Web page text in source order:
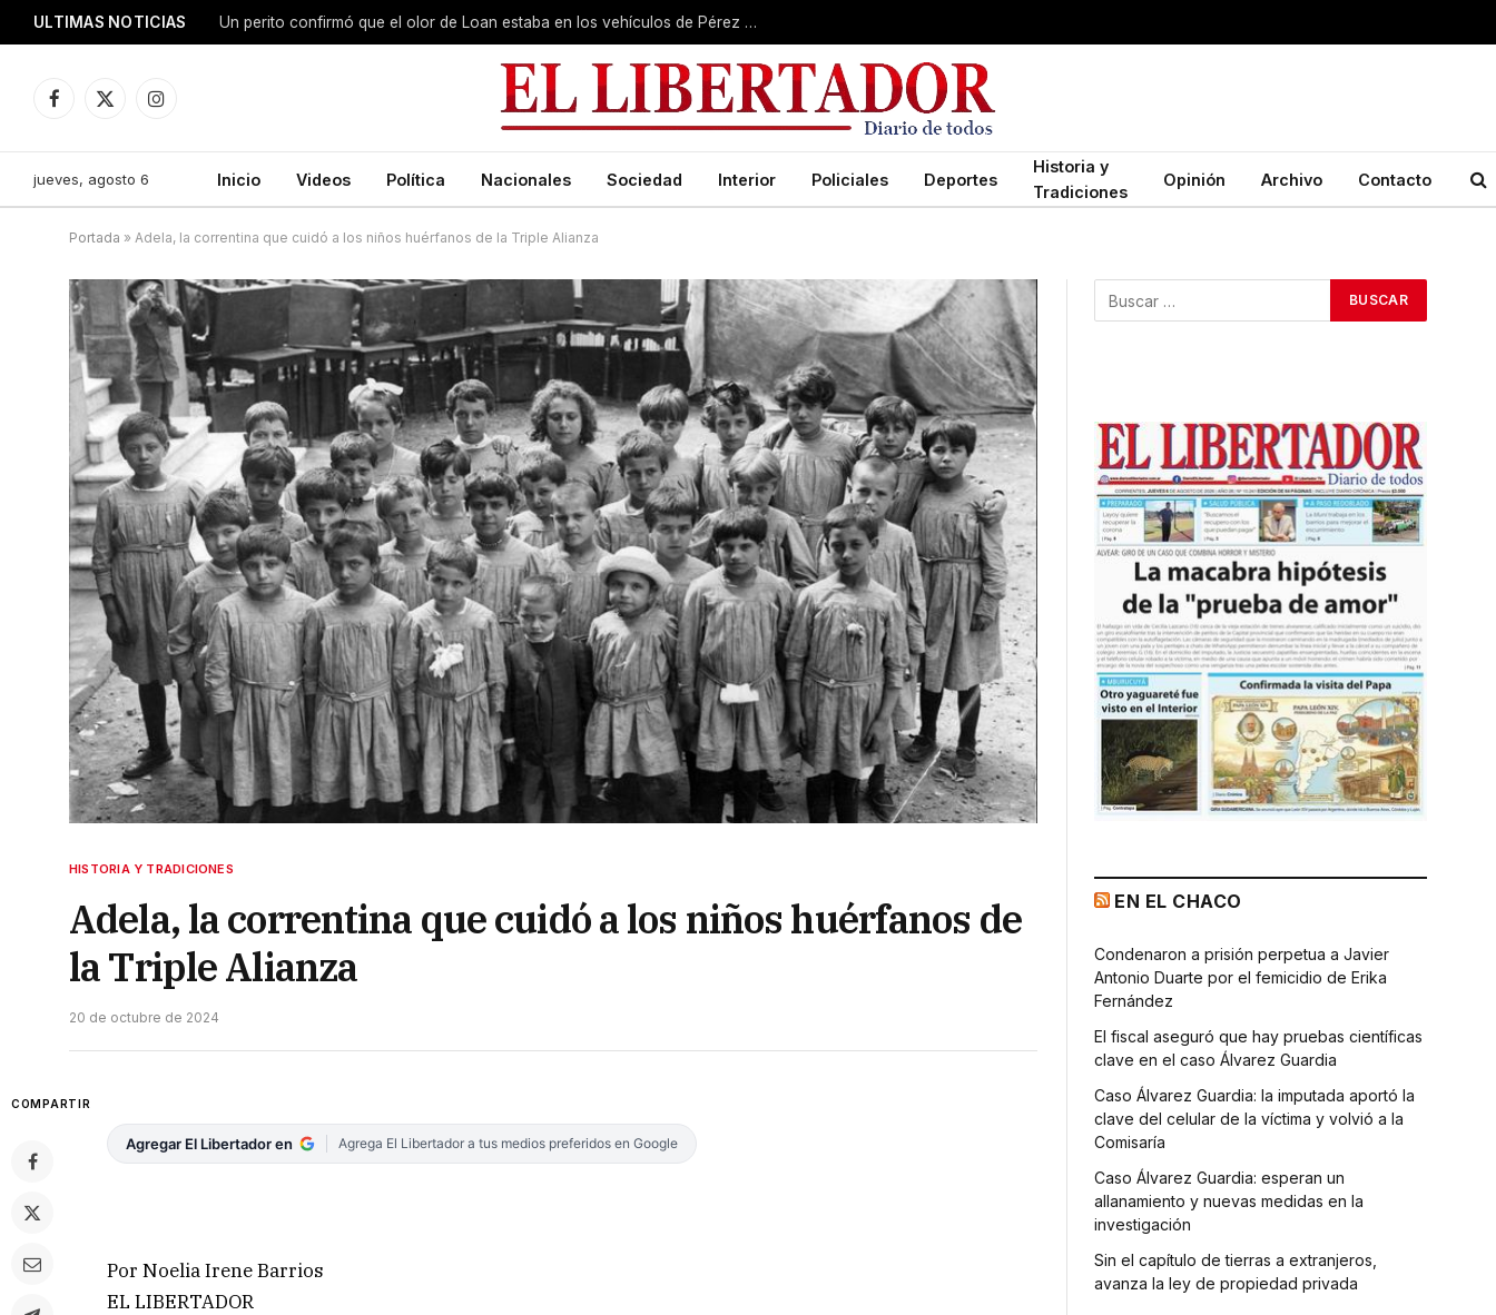
ULTIMAS NOTICIAS Un perito confirmó que el olor de Loan estaba en los vehículos de Pérez y Caillava
Facebook
X
Instagram
jueves, agosto 6 Inicio Videos Política Nacionales Sociedad Interior Policiales Deportes
Historia y
Tradiciones
Opinión Archivo Contacto
Portada » Adela, la correntina que cuidó a los niños huérfanos de la Triple Alianza
HISTORIA Y TRADICIONES
Adela, la correntina que cuidó a los niños huérfanos de
la Triple Alianza
20 de octubre de 2024
COMPARTIR
Agregar El Libertador en Agrega El Libertador a tus medios preferidos en Google
Por Noelia Irene Barrios
EL LIBERTADOR
EN EL CHACO
Condenaron a prisión perpetua a Javier
Antonio Duarte por el femicidio de Erika
Fernández
El fiscal aseguró que hay pruebas científicas
clave en el caso Álvarez Guardia
Caso Álvarez Guardia: la imputada aportó la
clave del celular de la víctima y volvió a la
Comisaría
Caso Álvarez Guardia: esperan un
allanamiento y nuevas medidas en la
investigación
Sin el capítulo de tierras a extranjeros,
avanza la ley de propiedad privada